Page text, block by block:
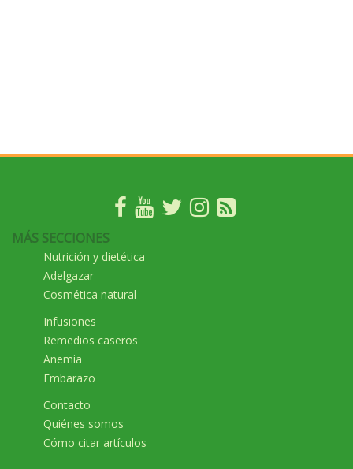
MÁS SECCIONES
Nutrición y dietética
Adelgazar
Cosmética natural
Infusiones
Remedios caseros
Anemia
Embarazo
Contacto
Quiénes somos
Cómo citar artículos